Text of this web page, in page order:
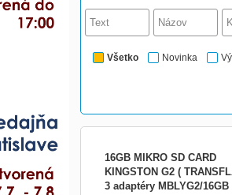
Všetko Novinka
16GB MIKRO SD CARD
KINGSTON G2 (
3 adaptéry MBLYG2/16GB